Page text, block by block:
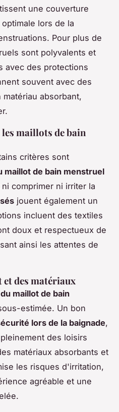
une couverture
lors de la
Pour plus de
sont polyvalents et
avec des protections
souvent avec des
absorbant,
maillots de bain
critères sont
maillot de bain menstruel
comprimer ni irriter la
jouent également un
incluent des textiles
doux et respectueux de
ainsi les attentes de
des matériaux
maillot de bain
estimée. Un bon
lors de la baignade,
des loisirs
matériaux absorbants et
les risques d'irritation,
agréable et une